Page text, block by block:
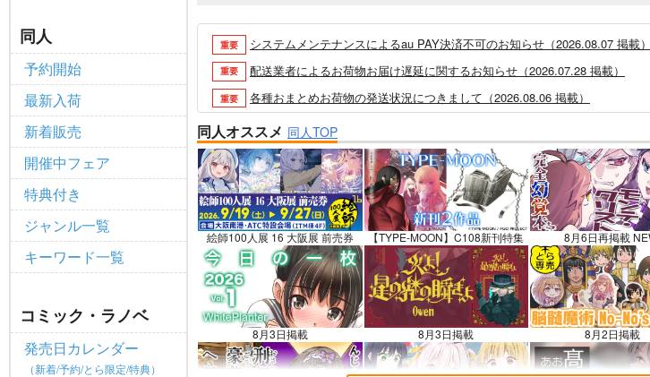
同人
予約開始
最新入荷
新着販売
開催中フェア
特典付き
ジャンル一覧
キーワード一覧
コミック・ラノベ
発売日カレンダー
（新着/予約/とら限定/特典）
重要 システムメンテナンスによるau PAY決済不可のお知らせ（2026.08.07 掲載）
重要 配送業者によるお荷物お届け遅延に関するお知らせ（2026.07.28 掲載）
重要 各種おまとめお荷物の発送状況につきまして（2026.08.06 掲載）
重要 【2026/5/7より】再販投票システム・アップデートのお知らせ（2026.05.07
重要 【2026/4/1より】とらのあなプレミアム、新支払い方法＆新プラン導入のお
重要 おまとめサイクル「定期便(月2)」一般会員様の利用再開のお知らせ（
重要 「とらのあな×駿河屋日本橋乙女同人誌館」通販店頭受取サービス開始のお
重要 【2025/12/1より】「通販ポイント⇒とらコイン変換キャンペーン」終了の
重要 個人情報保護方針の改定について（2025.09.19 更新｜2025.08.01 掲載）
重要 ポイント付与・管理体制改定のお知らせ（2024.11.20 掲載）
全てのお知らせを見る
同人オススメ 同人TOP
絵師100人展 16 大阪展 前売券 【TYPE-MOON】C108新刊特集 8月6日再掲載
8月3日掲載 8月3日掲載 8月2日掲載